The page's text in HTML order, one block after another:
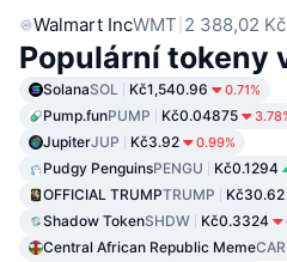
Walmart IncWMT 2 388,02 Kč
Populární tokeny
SolanaSOL Kč1,540.96 0.71%
Pump.funPUMP Kč0.04875
JupiterJUP Kč3.92 0.99%
Pudgy PenguinsPENGU Kč0.1294
OFFICIAL TRUMPTRUMP Kč30.62
Shadow TokenSHDW Kč0.3324
Central African Republic MemeCAR